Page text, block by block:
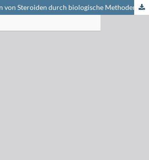
von Steroiden durch biologische Methoden